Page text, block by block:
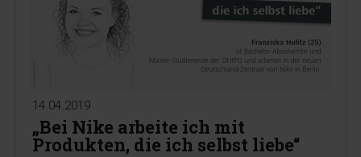
14.04.2019
„Bei Nike arbeite ich mit
Produkten, die ich selbst liebe“